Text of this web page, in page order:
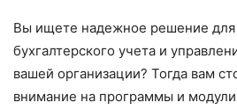
Вы ищете надежное решение для
бухгалтерского учета и
вашей организации? Тогда вам
внимание на программы и